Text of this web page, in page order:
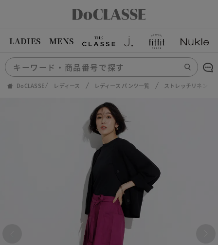
LADIES MENS
DoCLASSE レディース レディース パンツ一覧 ストレッチリネン・